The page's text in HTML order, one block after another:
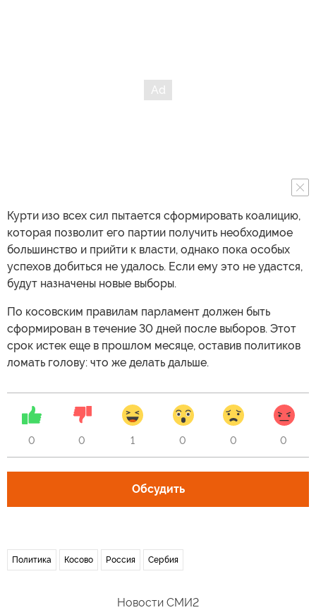
Курти изо всех сил пытается сформировать коалицию,
которая позволит его партии получить необходимое
большинство и прийти к власти, однако пока особых
успехов добиться не удалось. Если ему это не удастся,
будут назначены новые выборы.
По косовским правилам парламент должен быть
сформирован в течение 30 дней после выборов. Этот
срок истек еще в прошлом месяце, оставив политиков
ломать голову: что же делать дальше.
0 0 1 0 0 0
Обсудить
Политика Косово Россия Сербия
Новости СМИ2